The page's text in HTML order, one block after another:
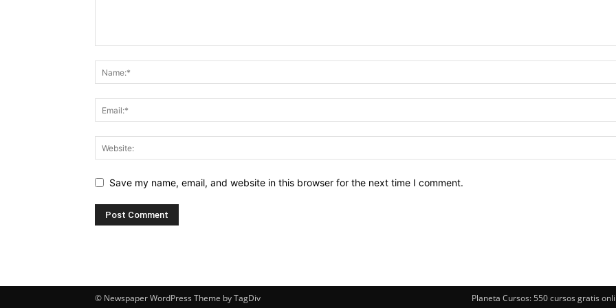
Save my name, email, and website in this browser for the next time I comment.
Planeta Cursos: 550 cursos gratis
© Newspaper WordPress Theme by TagDiv